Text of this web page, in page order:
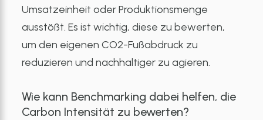
Umsatzeinheit oder Produktionsmenge
ausstößt. Es ist wichtig, diese zu bewerten,
um den eigenen CO2-Fußabdruck zu
reduzieren und nachhaltiger zu agieren.
Wie kann Benchmarking dabei helfen, die
Carbon Intensität zu bewerten?